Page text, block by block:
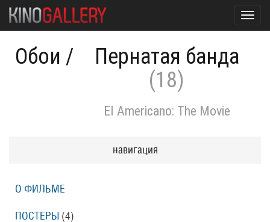
Обои /
Пернатая банда
(18)
El Americano: The Movie
навигация
О ФИЛЬМЕ
ПОСТЕРЫ (4)